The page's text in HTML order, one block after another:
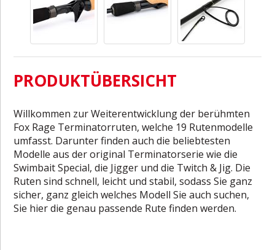
PRODUKTÜBERSICHT
Willkommen zur Weiterentwicklung der berühmten
Fox Rage Terminatorruten, welche 19 Rutenmodelle
umfasst. Darunter finden auch die beliebtesten
Modelle aus der original Terminatorserie wie die
Swimbait Special, die Jigger und die Twitch & Jig. Die
Ruten sind schnell, leicht und stabil, sodass Sie ganz
sicher, ganz gleich welches Modell Sie auch suchen,
Sie hier die genau passende Rute finden werden.